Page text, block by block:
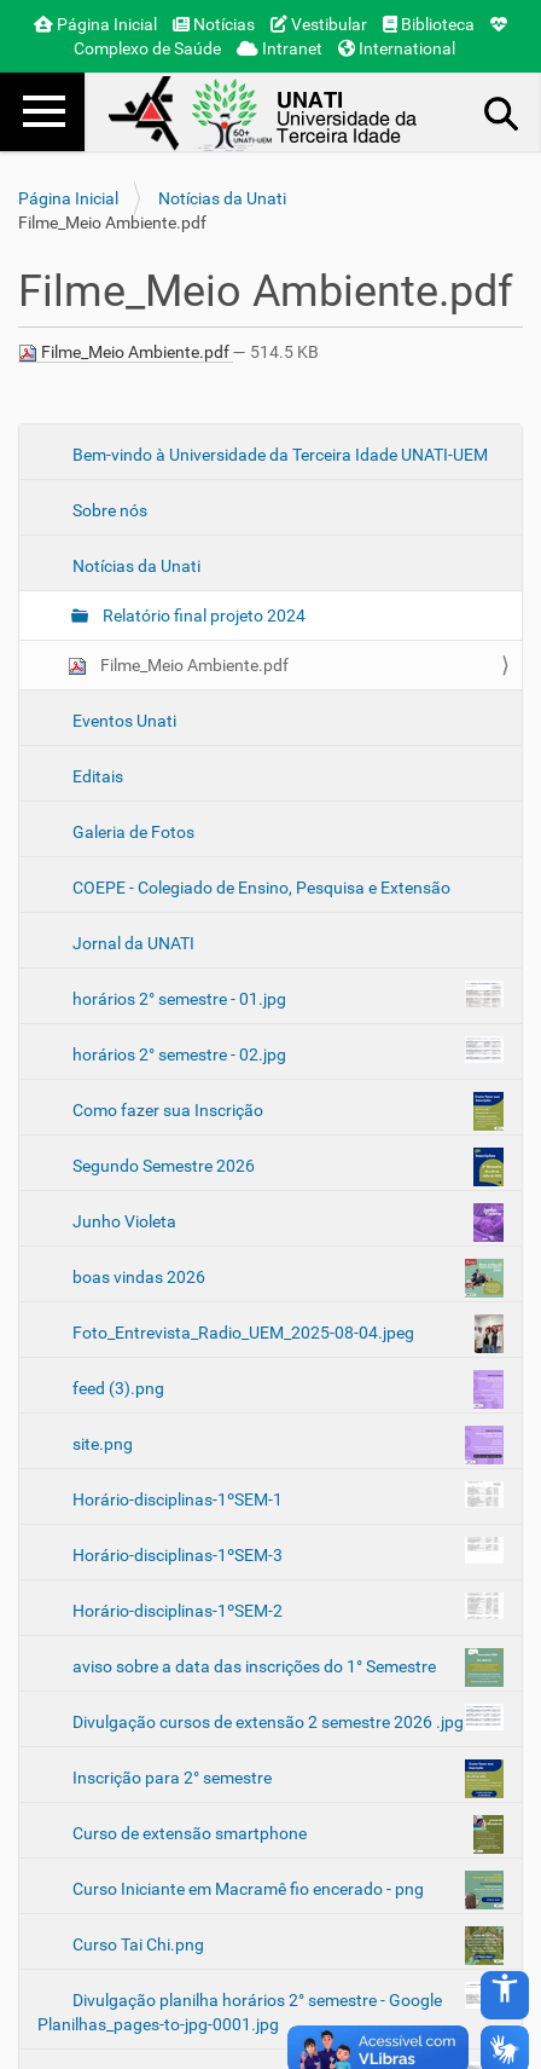
Página Inicial Notícias Vestibular
Biblioteca
Complexo de Saúde
Intranet International
Toggle navigation
Página Inicial
Notícias da Unati
Filme_Meio Ambiente.pdf
ç
o
Bem-vindo à Universidade da Terceira Idade UNATI-UEM
Sobre nós
Notícias da Unati
Relatório final projeto 2024
Filme_Meio Ambiente.pdf
Eventos Unati
Editais
Galeria de Fotos
COEPE - Colegiado de Ensino, Pesquisa e Extensão
Jornal da UNATI
horários 2° semestre - 01.jpg
horários 2° semestre - 02.jpg
Como fazer sua Inscrição
Segundo Semestre 2026
Junho Violeta
boas vindas 2026
Foto_Entrevista_Radio_UEM_2025-08-04.jpeg
feed (3).png
site.png
Horário-disciplinas-1ºSEM-1
Horário-disciplinas-1ºSEM-3
Horário-disciplinas-1ºSEM-2
aviso sobre a data das inscrições do 1° Semestre
Divulgação cursos de extensão 2 semestre 2026 .jpg
Inscrição para 2° semestre
Curso de extensão smartphone
Curso Iniciante em Macramê fio encerado - png
Curso Tai Chi.png
Divulgação planilha horários 2° semestre - Google
Planilhas_pages-to-jpg-0001.jpg
Filme_Meio Ambiente.pdf
Filme_Meio Ambiente.pdf— 514.5 KB
accessibility_new